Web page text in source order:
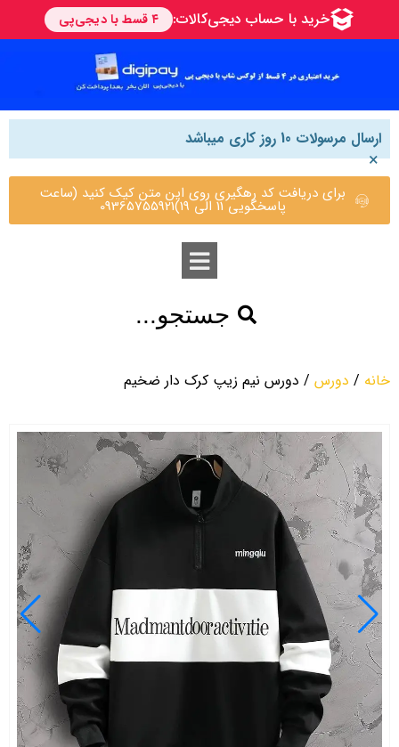
ارسال مرسولات 10 روز کاری میباشد
×
برای دریافت کد رهگیری روی این متن کیک کنید (ساعت
پاسخگویی 11 الی 19)09365755921
جستجو...
خانه / دورس / دورس نیم زیپ کرک دار ضخیم